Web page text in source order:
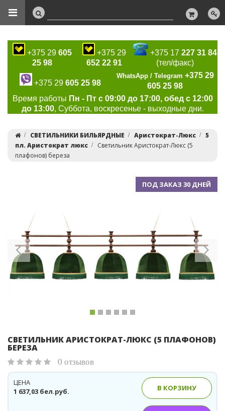
+375 29 605
25 98
+375 29
652 22 91
+375 17227 31 84
(тел/факс)
+375 29 605 25 98
WhatsApp / Telegram +375 29
605 25 98
Время работы Пн - Пт с 09:00 до 17:00, обед с 12:00
до 13:00, Суббота, воскресенье - выходные дни.
СВЕТИЛЬНИКИ БИЛЬЯРДНЫЕ Аристократ-Люкс
5
пл. Аристократ люкс
Светильник Аристократ-Люкс (5
плафонов) береза
ПОД ЗАКАЗ 30 ДНЕЙ
Previous
СВЕТИЛЬНИК АРИСТОКРАТ-ЛЮКС (5 ПЛАФОНОВ)
БЕРЕЗА
0 отзывов
1 637,03 бел.руб.
ЦЕНА
В КОРЗИНУ